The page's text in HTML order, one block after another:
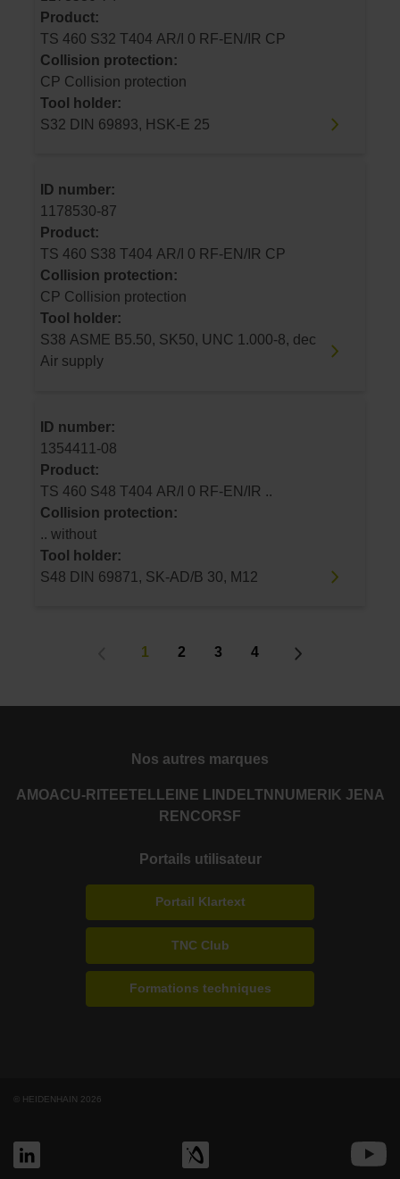
Product:
TS 460 S32 T404 AR/I 0 RF-EN/IR CP
Collision protection:
CP Collision protection
Tool holder:
S32 DIN 69893, HSK-E 25
ID number:
1178530-87
Product:
TS 460 S38 T404 AR/I 0 RF-EN/IR CP
Collision protection:
CP Collision protection
Tool holder:
S38 ASME B5.50, SK50, UNC 1.000-8, dec
Air supply
ID number:
1354411-08
Product:
TS 460 S48 T404 AR/I 0 RF-EN/IR ..
Collision protection:
.. without
Tool holder:
S48 DIN 69871, SK-AD/B 30, M12
1 2 3 4
Nos autres marques
AMOACU-RITE ETEL LEINE LINDE LTN NUMERIK JENA
RENCORSF
Portails utilisateur
Portail Klartext
TNC Club
Formations techniques
© HEIDENHAIN 2026